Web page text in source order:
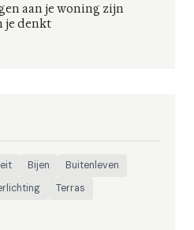
aan je woning zijn
je denkt
Bijen
Buitenleven
Terras